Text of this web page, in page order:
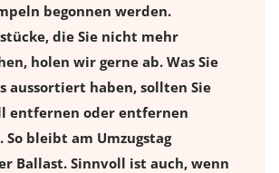
begonnen werden.
die Sie nicht mehr
holen wir gerne ab. Was Sie
aussortiert haben, sollten Sie
entfernen oder entfernen
So bleibt am Umzugstag
Ballast. Sinnvoll ist auch, wenn